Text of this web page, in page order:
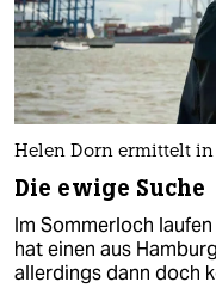
Helen Dorn ermittelt
Die ewige Suche
Im Sommerloch
hat einen aus
allerdings dann doch